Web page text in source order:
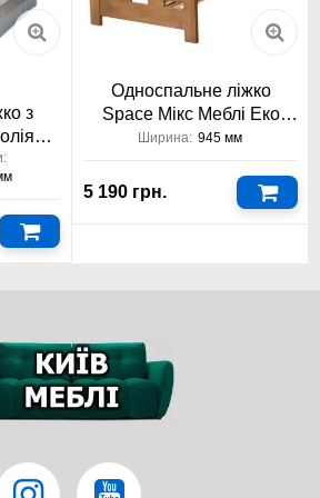
матраци, з натуральним
європейської якості
в ортопедичних матрацах з
латексом та кокосом на
Pocket Spring Cocos Latex
з
Односпальне ліжко
Space Мікс Меблі Еко
Модерн
Ширина: 945 мм
5 190 грн.